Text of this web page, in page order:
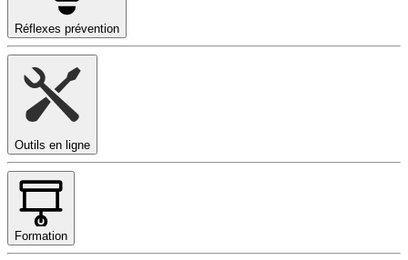
Réflexes prévention
Outils en ligne
Formation